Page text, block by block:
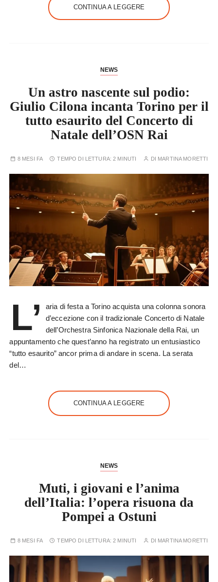
CONTINUA A LEGGERE
NEWS
Un astro nascente sul podio:
Giulio Cilona incanta Torino per il
tutto esaurito del Concerto di
Natale dell’OSN Rai
8 MESI FA TEMPO DI LETTURA:2 MINUTI DI MARTINA MORETTI
L’
aria di festa a Torino acquista una colonna sonora
d’eccezione con il tradizionale Concerto di Natale
dell’Orchestra Sinfonica Nazionale della Rai, un
appuntamento che quest’anno ha registrato un entusiastico
“tutto esaurito” ancor prima di andare in scena. La serata
del…
CONTINUA A LEGGERE
NEWS
Muti, i giovani e l’anima
dell’Italia: l’opera risuona da
Pompei a Ostuni
8 MESI FA TEMPO DI LETTURA:2 MINUTI DI MARTINA MORETTI